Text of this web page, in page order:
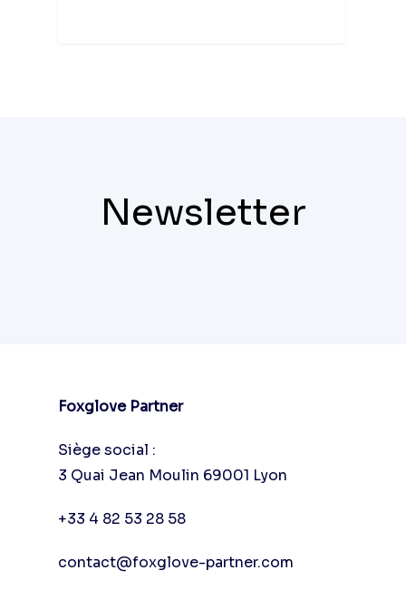
Newsletter
Foxglove Partner
Siège social :
3 Quai Jean Moulin 69001 Lyon
+33 4 82 53 28 58
contact@foxglove-partner.com